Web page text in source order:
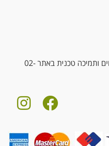
ותמיכה טכנית באתר02-